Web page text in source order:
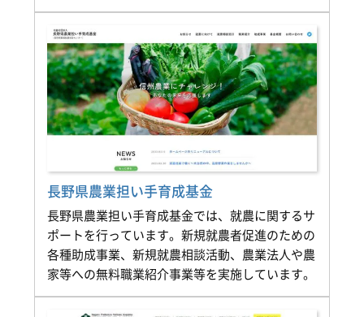
長野県農業担い手育成基金
長野県農業担い手育成基金では、就農に関するサ
ポートを行っています。新規就農者促進のための
各種助成事業、新規就農相談活動、農業法人や農
家等への無料職業紹介事業等を実施しています。